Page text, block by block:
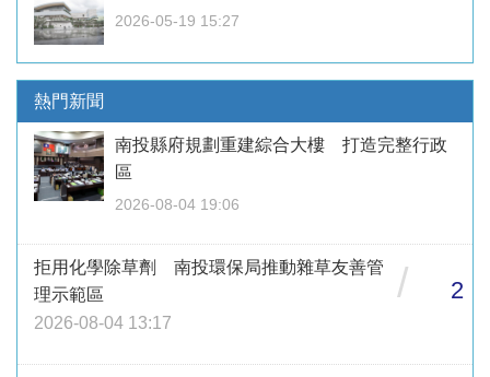
2026-05-19 15:27
熱門新聞
南投縣府規劃重建綜合大樓 打造完整行政
區
2026-08-04 19:06
拒用化學除草劑 南投環保局推動雜草友善管
理示範區
2026-08-04 13:17
/ 2